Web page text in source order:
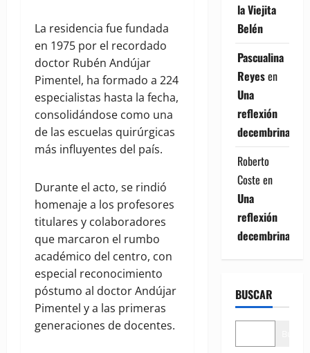
La residencia fue fundada
en 1975 por el recordado
doctor Rubén Andújar
Pimentel, ha formado a 224
especialistas hasta la fecha,
consolidándose como una
de las escuelas quirúrgicas
más influyentes del país.
Durante el acto, se rindió
homenaje a los profesores
titulares y colaboradores
que marcaron el rumbo
académico del centro, con
especial reconocimiento
póstumo al doctor Andújar
Pimentel y a las primeras
generaciones de docentes.
la Viejita
Belén
Pascualina
Reyesen
Una
reflexión
decembrina
Roberto
Coste en
Una
reflexión
decembrina
BUSCAR